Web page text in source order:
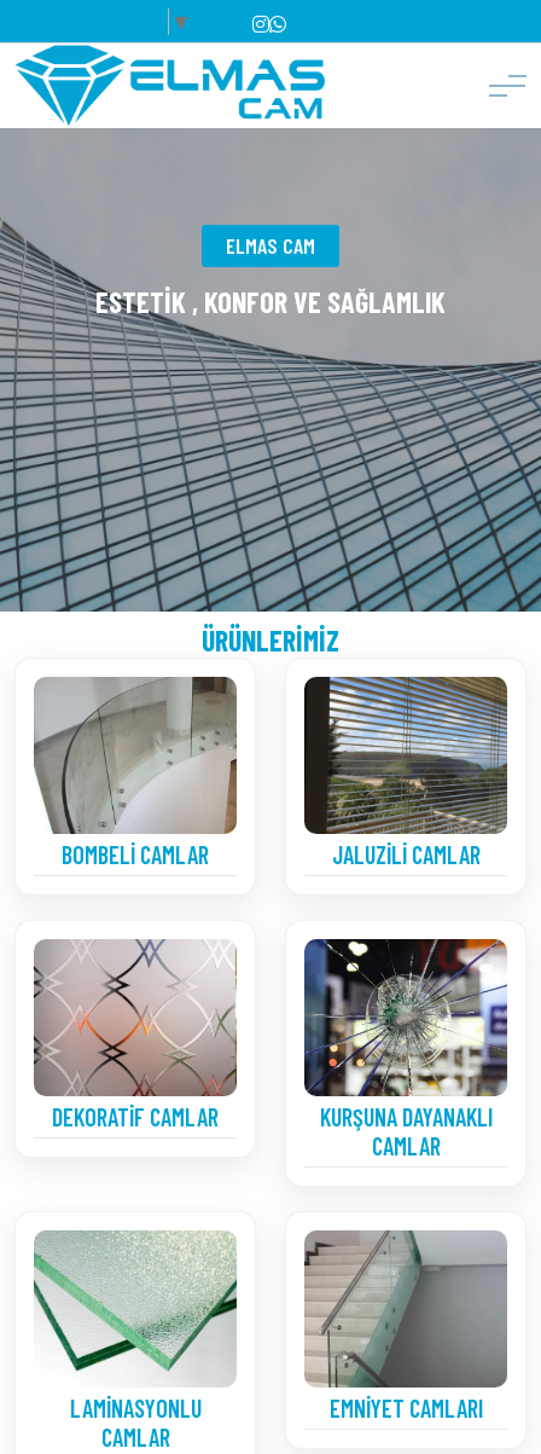
▼
ÜRÜNLERIMIZ
BOMBELI CAMLAR JALUZILI CAMLAR
DEKORATIF CAMLAR
KURŞUNA DAYANAKLI
CAMLAR
LAMINASYONLU
CAMLAR
EMNIYET CAMLARI